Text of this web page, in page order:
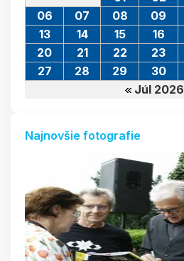
Júl 2026
06
07 08 09
13
14 15 16
20
21 22 23
27
28 29 30
Najnovšie fotografie